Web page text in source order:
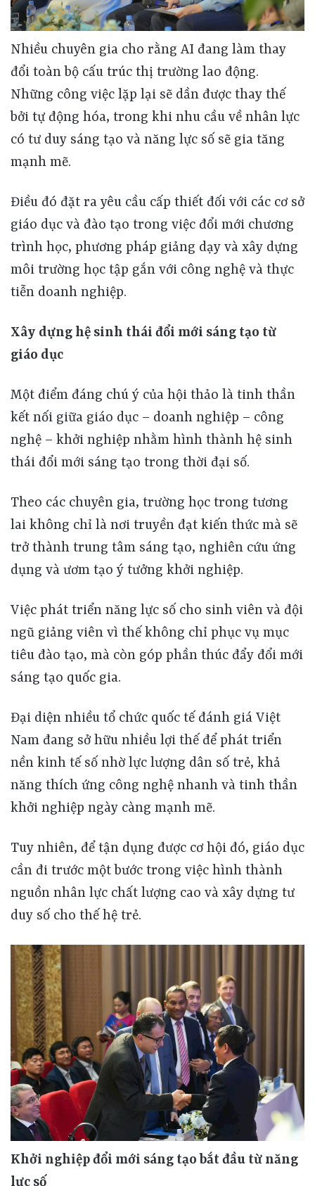
Nhiều chuyên gia cho rằng AI đang làm thay
đổi toàn bộ cấu trúc thị trường lao động.
Những công việc lặp lại sẽ dần được thay thế
bởi tự động hóa, trong khi nhu cầu về nhân lực
có tư duy sáng tạo và năng lực số sẽ gia tăng
mạnh mẽ.
Điều đó đặt ra yêu cầu cấp thiết đối với các cơ sở
giáo dục và đào tạo trong việc đổi mới chương
trình học, phương pháp giảng dạy và xây dựng
môi trường học tập gắn với công nghệ và thực
tiễn doanh nghiệp.
Xây dựng hệ sinh thái đổi mới sáng tạo từ
giáo dục
Một điểm đáng chú ý của hội thảo là tinh thần
kết nối giữa giáo dục – doanh nghiệp – công
nghệ – khởi nghiệp nhằm hình thành hệ sinh
thái đổi mới sáng tạo trong thời đại số.
Theo các chuyên gia, trường học trong tương
lai không chỉ là nơi truyền đạt kiến thức mà sẽ
trở thành trung tâm sáng tạo, nghiên cứu ứng
dụng và ươm tạo ý tưởng khởi nghiệp.
Việc phát triển năng lực số cho sinh viên và đội
ngũ giảng viên vì thế không chỉ phục vụ mục
tiêu đào tạo, mà còn góp phần thúc đẩy đổi mới
sáng tạo quốc gia.
Đại diện nhiều tổ chức quốc tế đánh giá Việt
Nam đang sở hữu nhiều lợi thế để phát triển
nền kinh tế số nhờ lực lượng dân số trẻ, khả
năng thích ứng công nghệ nhanh và tinh thần
khởi nghiệp ngày càng mạnh mẽ.
Tuy nhiên, để tận dụng được cơ hội đó, giáo dục
cần đi trước một bước trong việc hình thành
nguồn nhân lực chất lượng cao và xây dựng tư
duy số cho thế hệ trẻ.
Khởi nghiệp đổi mới sáng tạo bắt đầu từ năng
lực số